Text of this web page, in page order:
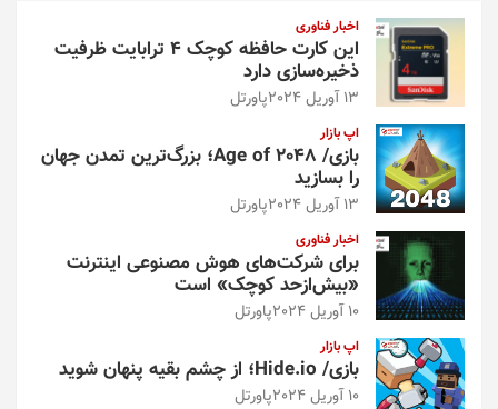
اخبار فناوری
این کارت حافظه کوچک ۴ ترابایت ظرفیت
ذخیره‌سازی دارد
13 آوریل 2024 پاورتل
اپ بازار
بازی/ Age of 2048؛ بزرگ‌ترین تمدن جهان
را بسازید
13 آوریل 2024 پاورتل
اخبار فناوری
برای شرکت‌های هوش مصنوعی اینترنت
«بیش‌از‌حد کوچک» است
10 آوریل 2024 پاورتل
اپ بازار
بازی/ Hide.io؛ از چشم بقیه پنهان شوید
10 آوریل 2024 پاورتل